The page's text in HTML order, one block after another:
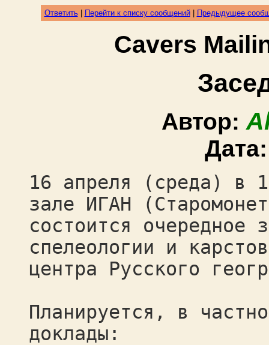
Ответить| Перейти к списку сообщений| Предыдущее
Cavers
Автор:
16 апреля (среда) в
зале ИГАН
состоится очередное
спелеологии и
центра Русского
Планируется, в
доклады: